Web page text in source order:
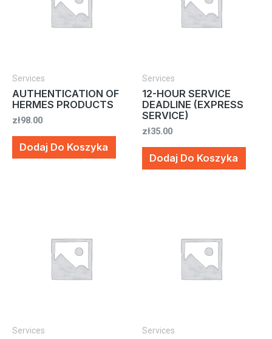
Services
AUTHENTICATION OF
HERMES PRODUCTS
zł98.00
Dodaj Do Koszyka
Services
12-HOUR SERVICE
DEADLINE (EXPRESS
SERVICE)
zł35.00
Dodaj Do Koszyka
Services Services